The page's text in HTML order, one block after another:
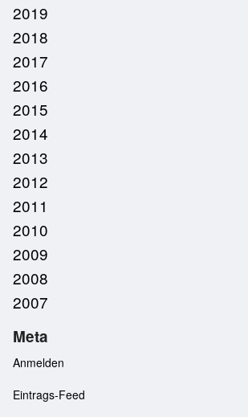
2019
2018
2017
2016
2015
2014
2013
2012
2011
2010
2009
2008
2007
Meta
Anmelden
Eintrags-Feed